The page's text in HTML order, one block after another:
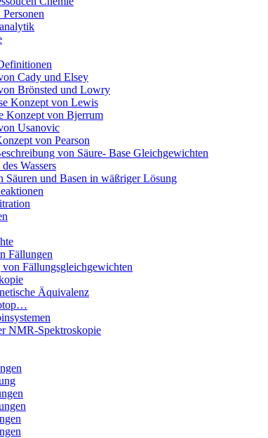
Cady und Elsey
Brönsted und Lowry
Konzept von Lewis
Konzept von Bjerrum
Usanovic
von Pearson
von Säure- Base Gleichgewichten
Wassers
Säuren und Basen in wäßriger Lösung
Fällungen
Fällungsgleichgewichten
Äquivalenz
NMR-Spektroskopie